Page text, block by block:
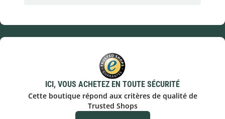
ICI, VOUS ACHETEZ EN TOUTE SÉCURITÉ
Cette boutique répond aux critères de qualité de
Trusted Shops